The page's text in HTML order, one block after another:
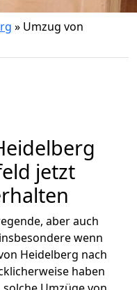
» Umzug von
jetzt
aber auch
wenn
Heidelberg nach
haben